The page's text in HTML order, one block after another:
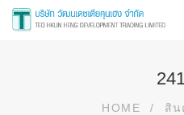
HOME / สิน